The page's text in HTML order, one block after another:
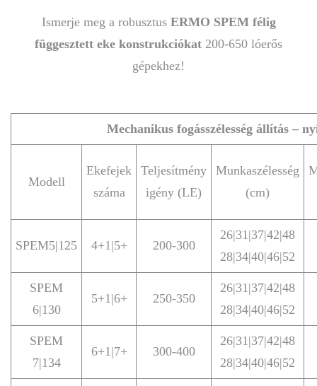
Ismerje meg a robusztus ERMO SPEM félig
függesztett eke konstrukciókat 200-650 lóerős
gépekhez!
Mechanikus fogásszélesség állítás –
Modell
Ekefejek
száma
Teljesítmény
igény (LE)
Munkaszélesség
(cm)
SPEM5|125 4+1|5+ 200-300
26|31|37|42|48
28|34|40|46|52
SPEM
6|130
5+1|6+ 250-350
26|31|37|42|48
28|34|40|46|52
SPEM
7|134
6+1|7+ 300-400
26|31|37|42|48
28|34|40|46|52